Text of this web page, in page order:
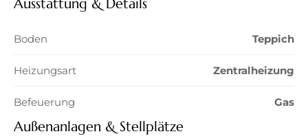
Ausstattung & Details
Boden Teppich
Heizungsart Zentralheizung
Befeuerung Gas
Außenanlagen & Stellplätze